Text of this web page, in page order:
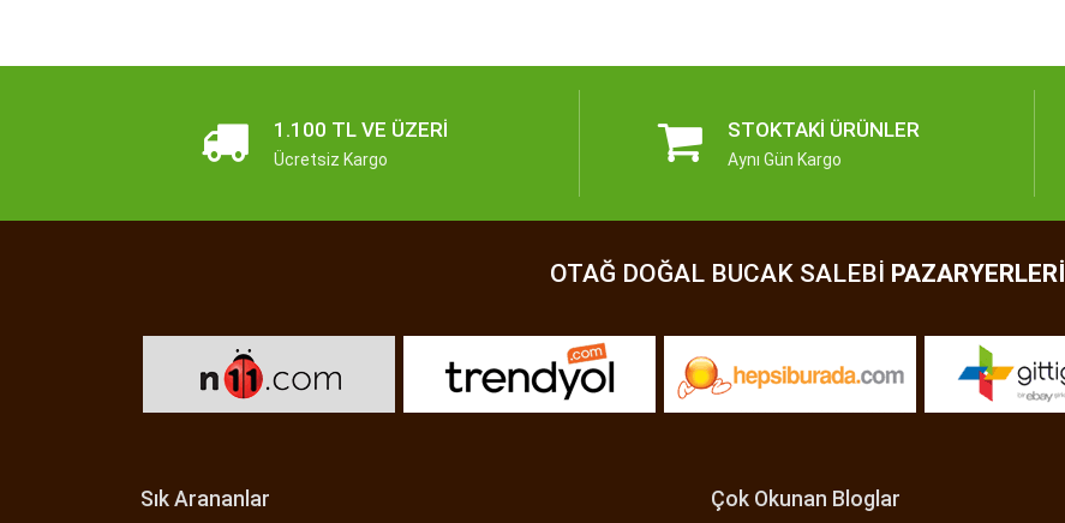
1.100 TL VE ÜZERI
Ücretsiz Kargo
STOKTAKI ÜRÜNLER
Aynı Gün Kargo
OTAĞ DOĞAL BUCAK SALEBI PAZARYERLERI
Sık Arananlar Çok Okunan Bloglar